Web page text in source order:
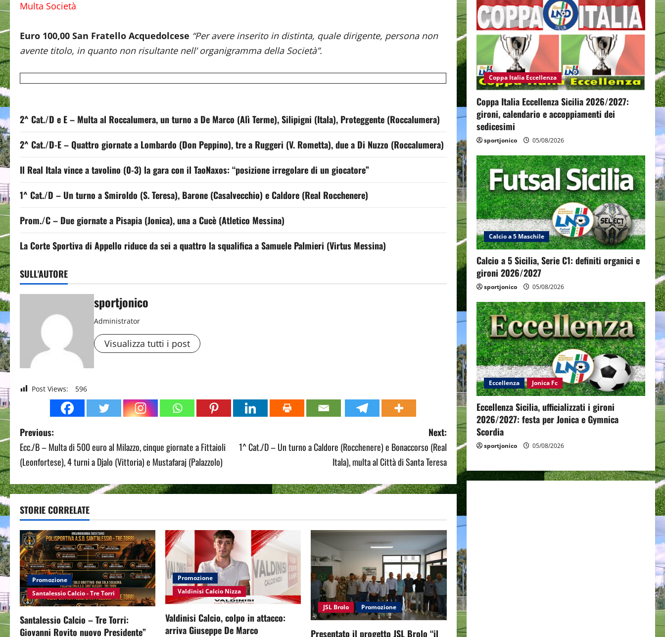
Multa Società
Euro 100,00 San Fratello Acquedolcese “Per avere inserito in distinta, quale dirigente, persona non
avente titolo, in quanto non risultante nell’ organigramma della Società”.
2^ Cat./D e E – Multa al Roccalumera, un turno a De Marco (Alì Terme), Silipigni (Itala), Proteggente (Roccalumera)
2^ Cat./D-E – Quattro giornate a Lombardo (Don Peppino), tre a Ruggeri (V. Rometta), due a Di Nuzzo (Roccalumera)
Il Real Itala vince a tavolino (0-3) la gara con il TaoNaxos: “posizione irregolare di un giocatore”
1^ Cat./D – Un turno a Smiroldo (S. Teresa), Barone (Casalvecchio) e Caldore (Real Rocchenere)
Prom./C – Due giornate a Pisapia (Jonica), una a Cucè (Atletico Messina)
La Corte Sportiva di Appello riduce da sei a quattro la squalifica a Samuele Palmieri (Virtus Messina)
SULL'AUTORE
sportjonico
Administrator
Visualizza tutti i post
Post Views: 596
P
o
t
n
a
v
i
g
a
Previous:
Ecc./B – Multa di 500 euro al Milazzo, cinque giornate a Fittaioli
(Leonfortese), 4 turni a Djalo (Vittoria) e Mustafaraj (Palazzolo)
Next:
1^ Cat./D – Un turno a Caldore (Rocchenere) e Bonaccorso (Real
Itala), multa al Città di Santa Teresa
STORIE CORRELATE
Promozione
Santalessio Calcio - Tre Torri
Santalessio Calcio – Tre Torri:
Giovanni Rovito nuovo Presidente”
Promozione
Valdinisi Calcio Nizza
Valdinisi Calcio, colpo in attacco:
arriva Giuseppe De Marco
JSL Brolo Promozione
Presentato il progetto JSL Brolo “il
Coppa Italia Eccellenza
Coppa Italia Eccellenza Sicilia 2026/2027:
gironi, calendario e accoppiamenti dei
sedicesimi
sportjonico 05/08/2026
Calcio a 5 Maschile
Calcio a 5 Sicilia, Serie C1: definiti organici e
gironi 2026/2027
sportjonico 05/08/2026
Eccellenza Jonica Fc
Eccellenza Sicilia, ufficializzati i gironi
2026/2027: festa per Jonica e Gymnica
Scordia
sportjonico 05/08/2026